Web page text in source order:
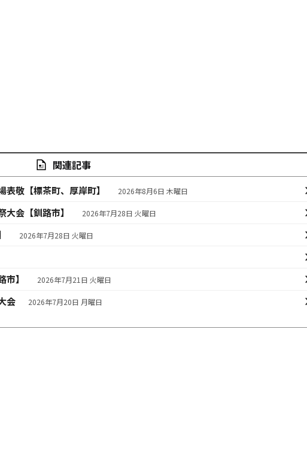
関連記事
敬【標茶町、厚岸町】 2026年8月6日 木曜日
会【釧路市】 2026年7月28日 火曜日
2026年7月28日 火曜日
】 2026年7月21日 火曜日
会 2026年7月20日 月曜日